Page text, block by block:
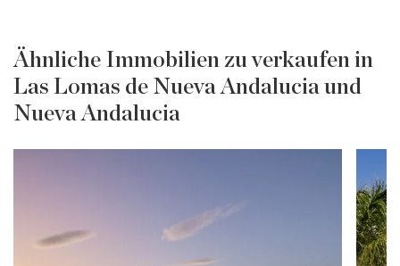
Ähnliche Immobilien zu verkaufen in
Las Lomas de Nueva Andalucia und
Nueva Andalucia